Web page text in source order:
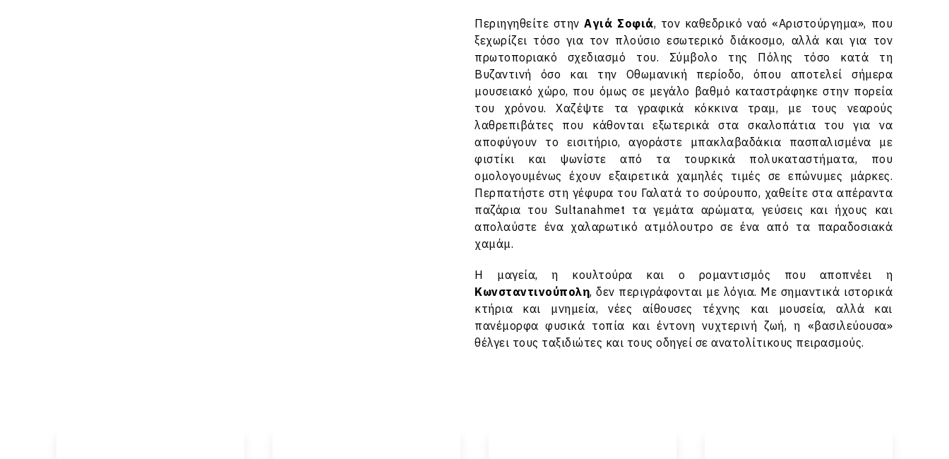
Περιηγηθείτε στηνΑγιά Σοφιά, τον καθεδρικό ναό «Αριστούργημα», που
ξεχωρίζει τόσο για τον πλούσιο εσωτερικό διάκοσμο, αλλά και για τον
πρωτοποριακό σχεδιασμό του. Σύμβολο της Πόλης τόσο κατά τη
Βυζαντινή όσο και την Οθωμανική περίοδο, όπου αποτελεί σήμερα
μουσειακό χώρο, που όμως σε μεγάλο βαθμό καταστράφηκε στην πορεία
του χρόνου. Χαζέψτε τα γραφικά κόκκινα τραμ, με τους νεαρούς
λαθρεπιβάτες που κάθονται εξωτερικά στα σκαλοπάτια του για να
αποφύγουν το εισιτήριο, αγοράστε μπακλαβαδάκια πασπαλισμένα με
φιστίκι και ψωνίστε από τα τουρκικά πολυκαταστήματα, που
ομολογουμένως έχουν εξαιρετικά χαμηλές τιμές σε επώνυμες μάρκες.
Περπατήστε στη γέφυρα του Γαλατά το σούρουπο, χαθείτε στα απέραντα
παζάρια του Sultanahmet τα γεμάτα αρώματα, γεύσεις και ήχους και
απολαύστε ένα χαλαρωτικό ατμόλουτρο σε ένα από τα παραδοσιακά
χαμάμ.
Η μαγεία, η κουλτούρα και ο ρομαντισμός που αποπνέει η
Κωνσταντινούπολη, δεν περιγράφονται με λόγια. Με σημαντικά ιστορικά
κτήρια και μνημεία, νέες αίθουσες τέχνης και μουσεία, αλλά και
πανέμορφα φυσικά τοπία και έντονη νυχτερινή ζωή, η «βασιλεύουσα»
θέλγει τους ταξιδιώτες και τους οδηγεί σε ανατολίτικους πειρασμούς.